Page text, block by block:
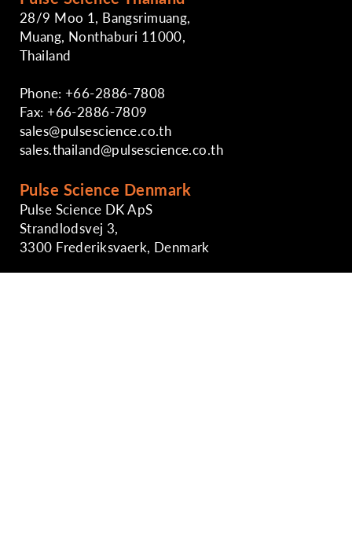
28/9 Moo 1, Bangsrimuang,
Muang, Nonthaburi 11000,
Thailand
Phone: +66-2886-7808
Fax: +66-2886-7809
sales@pulsescience.co.th
sales.thailand@pulsescience.co.th
Pulse Science Denmark
Pulse Science DK ApS
Strandlodsvej 3,
3300 Frederiksvaerk, Denmark